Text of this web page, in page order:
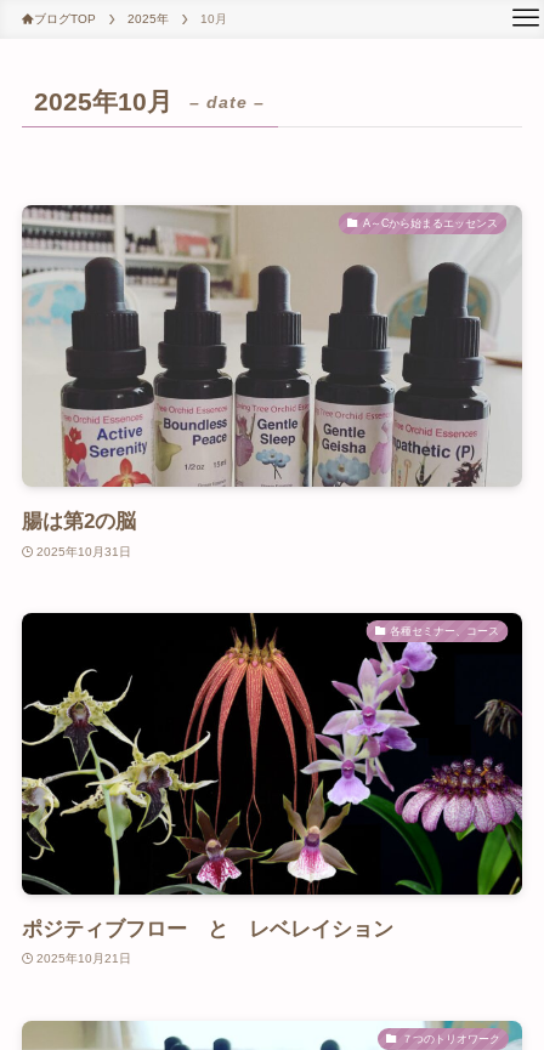
ブログTOP 2025年 10月
2025年10月 – date –
A～Cから始まるエッセンス
腸は第2の脳
2025年10月31日
各種セミナー、コース
ポジティブフロー と レベレイション
2025年10月21日
７つのトリオワーク